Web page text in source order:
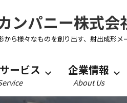
ンパニー株式会
から様々なものを創り出す、射出成形メ
ービス 企業情報
About Us